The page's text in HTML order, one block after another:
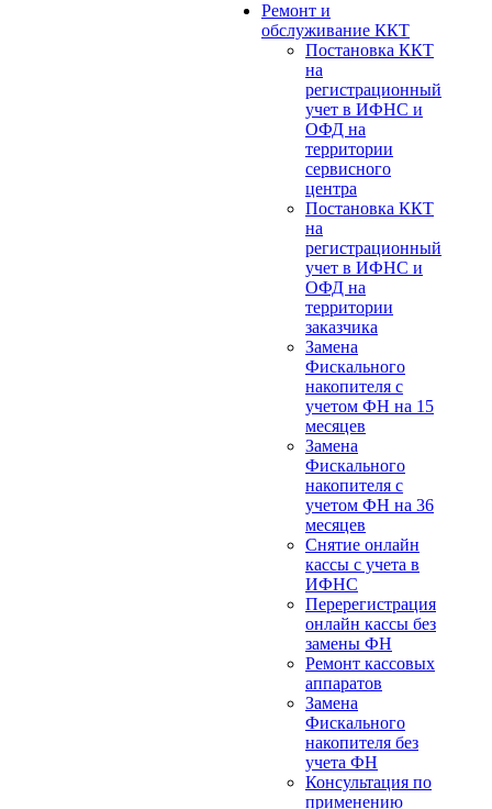
Ремонт и
обслуживание ККТ
Постановка ККТ
на
регистрационный
учет в ИФНС и
ОФД на
территории
сервисного
центра
Постановка ККТ
на
регистрационный
учет в ИФНС и
ОФД на
территории
заказчика
Замена
Фискального
накопителя с
учетом ФН на 15
месяцев
Замена
Фискального
накопителя с
учетом ФН на 36
месяцев
Снятие онлайн
кассы с учета в
ИФНС
Перерегистрация
онлайн кассы без
замены ФН
Ремонт кассовых
аппаратов
Замена
Фискального
накопителя без
учета ФН
Консультация по
применению